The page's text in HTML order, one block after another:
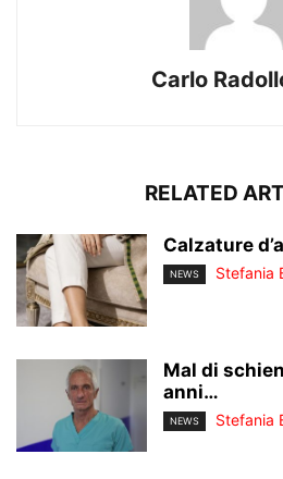
Carlo
RELATED
Calzature
NEWS Stefania
Mal di
anni…
NEWS Stefania